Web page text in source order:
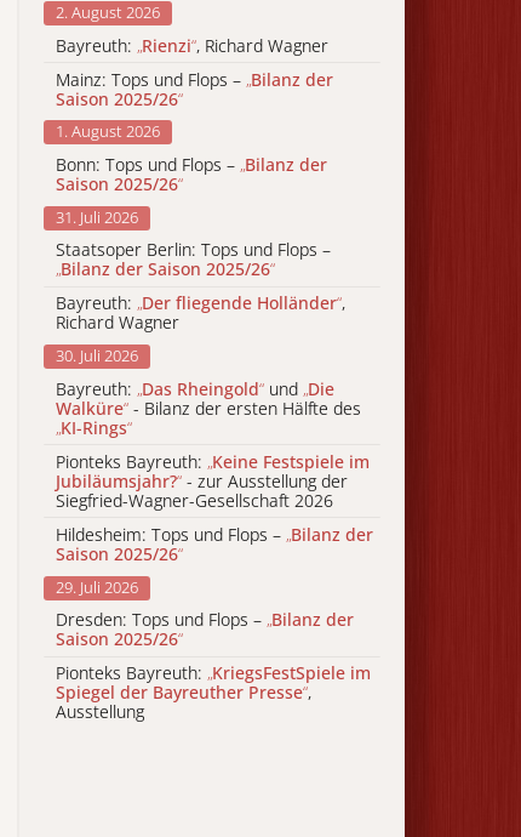
2. August 2026
Bayreuth: „Rienzi“, Richard Wagner
Mainz: Tops und Flops – „Bilanz der
Saison 2025/26“
1. August 2026
Bonn: Tops und Flops – „Bilanz der
Saison 2025/26“
31. Juli 2026
Staatsoper Berlin: Tops und Flops –
„Bilanz der Saison 2025/26“
Bayreuth: „Der fliegende Holländer“,
Richard Wagner
30. Juli 2026
Bayreuth: „Das Rheingold“ und „Die
Walküre“ - Bilanz der ersten Hälfte des
„KI-Rings“
Pionteks Bayreuth: „Keine Festspiele im
Jubiläumsjahr?“ - zur Ausstellung der
Siegfried-Wagner-Gesellschaft 2026
Hildesheim: Tops und Flops – „Bilanz der
Saison 2025/26“
29. Juli 2026
Dresden: Tops und Flops – „Bilanz der
Saison 2025/26“
Pionteks Bayreuth: „KriegsFestSpiele im
Spiegel der Bayreuther Presse“,
Ausstellung